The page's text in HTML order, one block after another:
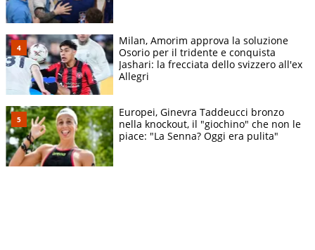
Milan, Amorim approva la soluzione
Osorio per il tridente e conquista
Jashari: la frecciata dello svizzero all'ex
Allegri
Europei, Ginevra Taddeucci bronzo
nella knockout, il "giochino" che non le
piace: "La Senna? Oggi era pulita"